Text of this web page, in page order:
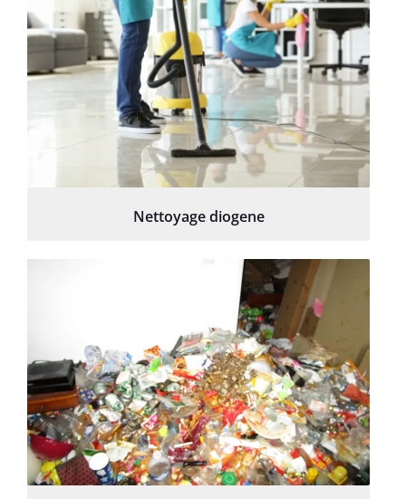
Nettoyage diogene